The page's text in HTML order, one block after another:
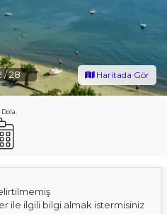
/28 Haritada Gör
ile ilgili bilgi almak istermisiniz